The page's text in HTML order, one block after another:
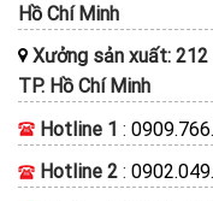
Hồ Chí Minh
Xưởng sản xuất: 212
TP. Hồ Chí Minh
Hotline 1 :
Hotline 2 :